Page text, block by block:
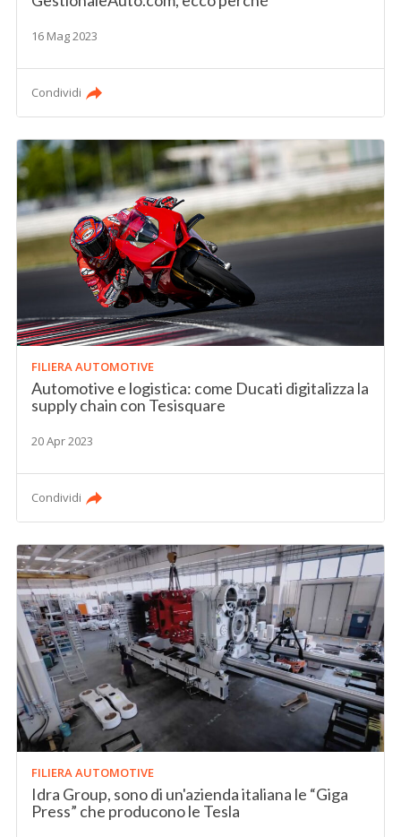
16 Mag 2023
Condividi
FILIERA AUTOMOTIVE
Automotive e logistica: come Ducati digitalizza la
supply chain con Tesisquare
20 Apr 2023
Condividi
FILIERA AUTOMOTIVE
Idra Group, sono di un'azienda italiana le “Giga
Press” che producono le Tesla